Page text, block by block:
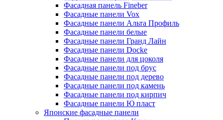
Фасадная панель Fineber
Фасадные панели Vox
Фасадные панели Альта Профиль
Фасадные панели белые
Фасадные панели Гранд Лайн
Фасадные панели Docke
Фасадные панели для цоколя
Фасадные панели под брус
Фасадные панели под дерево
Фасадные панели под камень
Фасадные панели под кирпич
Фасадные панели Ю пласт
Японские фасадные панели